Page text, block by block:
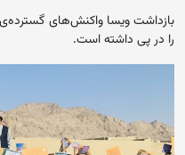
بازداشت ویسا واکنش‌های
را در پی داشته است.